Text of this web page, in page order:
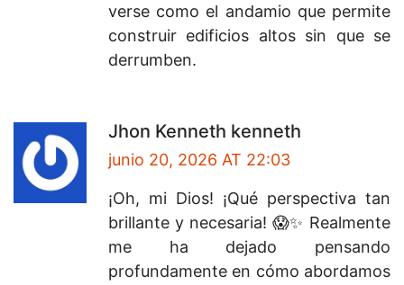
verse como el andamio que permite
construir edificios altos sin que se
derrumben.
Jhon Kenneth kenneth
junio 20, 2026 AT 22:03
¡Oh, mi Dios! ¡Qué perspectiva tan
brillante y necesaria! 😱✨ Realmente
me ha dejado pensando
profundamente en cómo abordamos